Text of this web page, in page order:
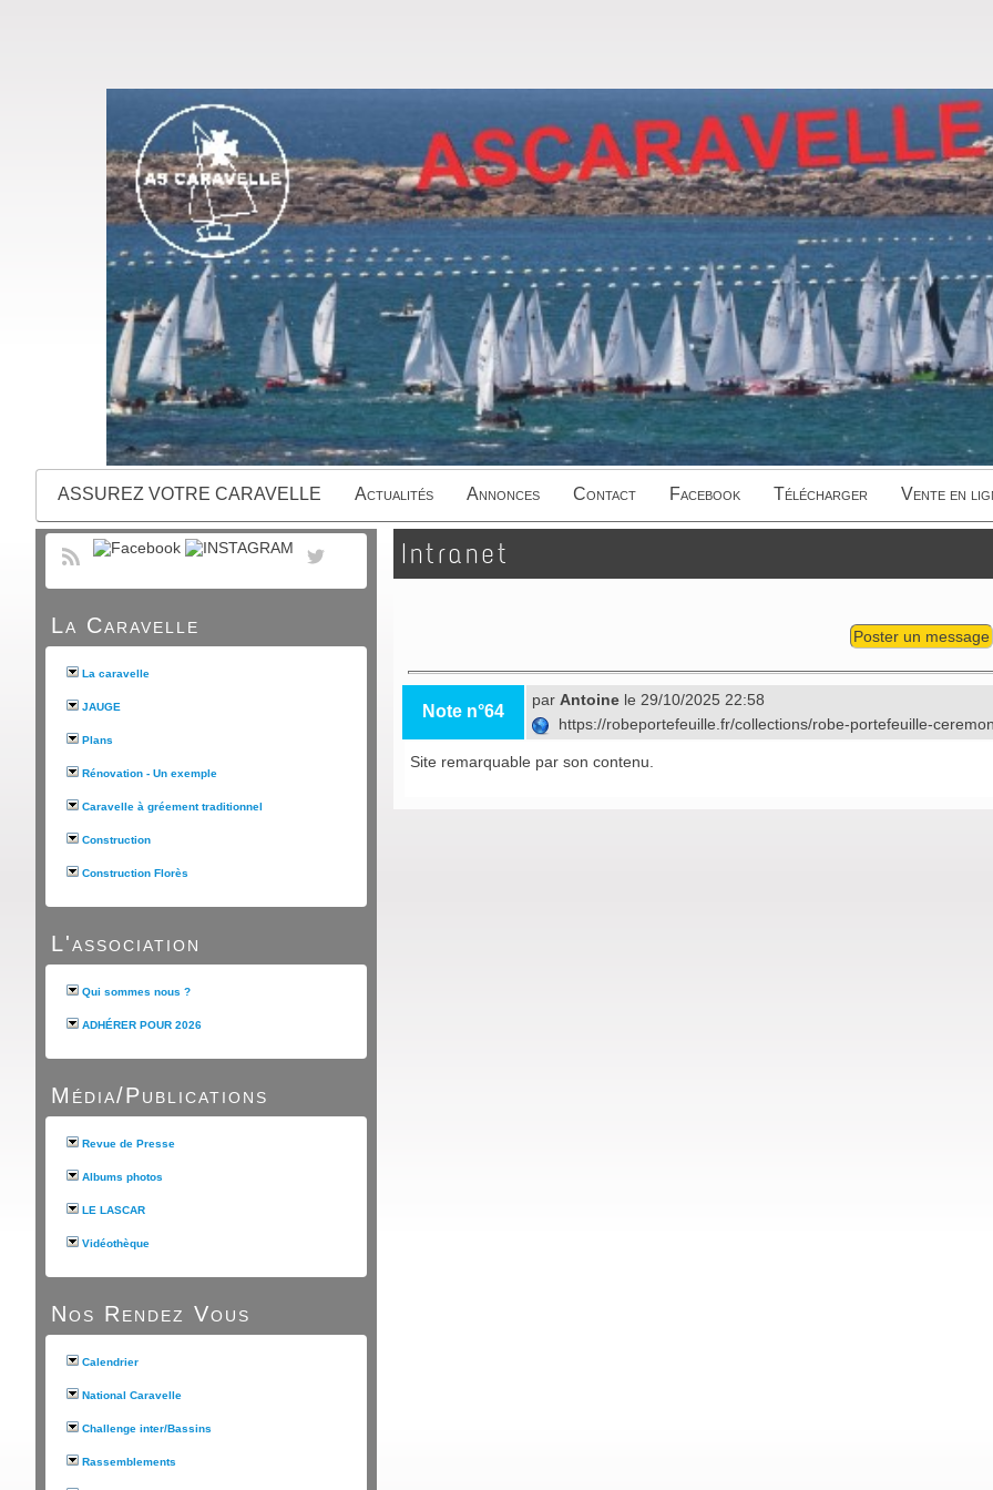
ASSUREZ VOTRE CARAVELLE Actualités Annonces Contact Facebook Télécharger Vente en
La Caravelle
La caravelle
JAUGE
Plans
Rénovation - Un exemple
Caravelle à gréement traditionnel
Construction
Construction Florès
L'association
Qui sommes nous ?
ADHÉRER POUR 2026
Média/Publications
Revue de Presse
Albums photos
LE LASCAR
Vidéothèque
Nos Rendez Vous
Calendrier
National Caravelle
Challenge inter/Bassins
Rassemblements
Intranet
Poster un message
Note n°64
par Antoine le 29/10/2025 22:58
https://robeportefeuille.fr/collections/robe-portefeuille-
Site remarquable par son contenu.